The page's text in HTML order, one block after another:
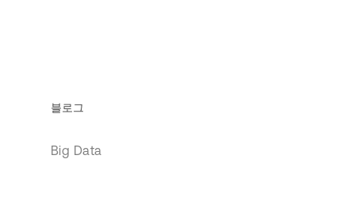
블로그
Big Data